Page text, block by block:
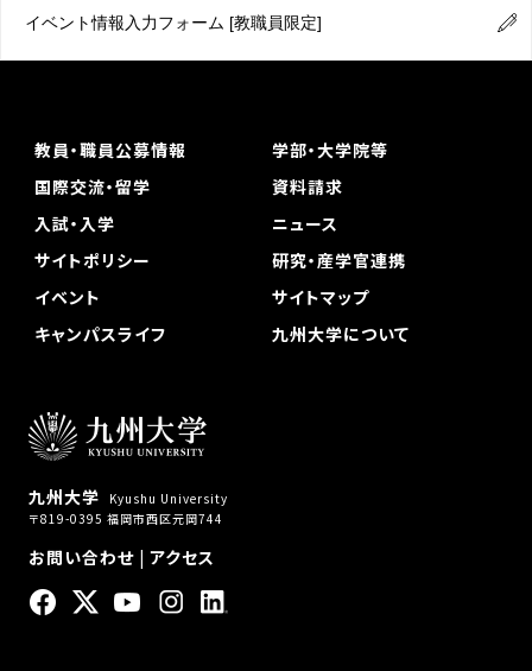
イベント情報入力フォーム [教職員限定]
九州大学
Kyushu University
〒819-0395 福岡市西区元岡744
お問い合わせ| アクセス
教員・職員公募情報
学部・大学院等
国際交流・留学
資料請求
入試・入学
ニュース
サイトポリシー
研究・産学官連携
イベント
サイトマップ
キャンパスライフ
九州大学について